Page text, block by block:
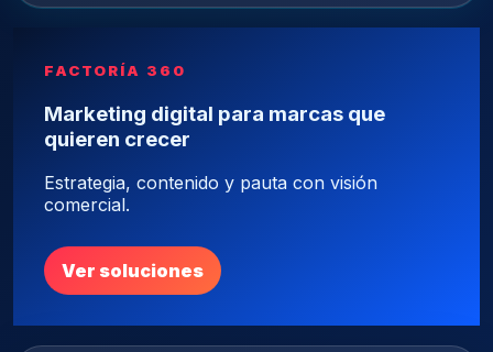
FACTORÍA 360
Marketing digital para marcas que
quieren crecer
Estrategia, contenido y pauta con visión
comercial.
Ver soluciones